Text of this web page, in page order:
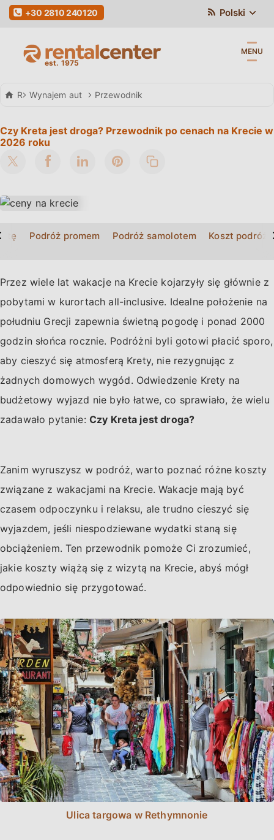
Polski
+30 2810 240120
MENU
Rental Center Crete
Wynajem aut Przewodnik
Czy Kreta jest droga? Przewodnik po cenach na Krecie w
2026 roku
Podróż promem Podróż samolotem Koszt
Przez wiele lat wakacje na Krecie kojarzyły się głównie z
pobytami w kurortach all-inclusive. Idealne położenie na
południu Grecji zapewnia świetną pogodę i ponad 2000
godzin słońca rocznie. Podróżni byli gotowi płacić sporo,
aby cieszyć się atmosferą Krety, nie rezygnując z
żadnych domowych wygód. Odwiedzenie Krety na
budżetowy wyjazd nie było łatwe, co sprawiało, że wielu
zadawało pytanie: Czy Kreta jest droga?
Zanim wyruszysz w podróż, warto poznać różne koszty
związane z wakacjami na Krecie. Wakacje mają być
czasem odpoczynku i relaksu, ale trudno cieszyć się
wyjazdem, jeśli niespodziewane wydatki staną się
obciążeniem. Ten przewodnik pomoże Ci zrozumieć,
jakie koszty wiążą się z wizytą na Krecie, abyś mógł
odpowiednio się przygotować.
Ulica targowa w Rethymnonie